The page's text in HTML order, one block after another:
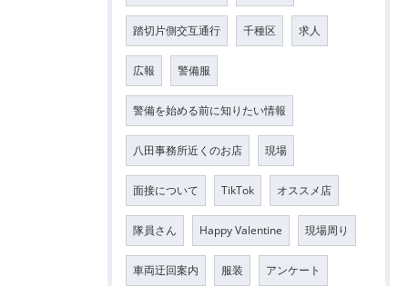
踏切片側交互通行 千種区 求人
広報 警備服
警備を始める前に知りたい情報
八田事務所近くのお店 現場
面接について TikTok オススメ店
隊員さん Happy Valentine 現場周り
車両迂回案内 服装 アンケート